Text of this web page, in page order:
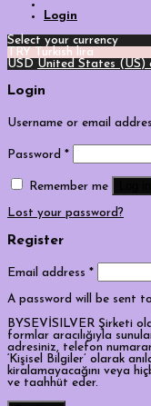
Login
Select your currency
TRY
Turkish lira
USD United States (US)
Login
Username or email
Password *
Remember me
Lost your password?
Register
Email address *
A password will be sent
BYSEVİSILVER Şirketi
formlar aracılığıyla
adresiniz, telefon
‘Kişisel Bilgiler’ olarak
kiralamayacağını veya
ve taahhüt eder.